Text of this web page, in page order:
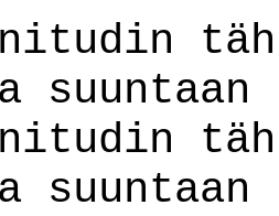
suuntaan
suuntaan